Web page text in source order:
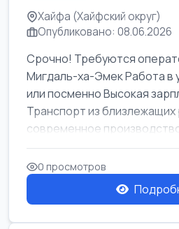
Хайфа (Хайфский округ)
Опубликовано: 08.06.2026
Срочно! Требуются
Мигдаль-ха-Эмек Работа в
или посменно Высокая
Транспорт из
современное
0 просмотров